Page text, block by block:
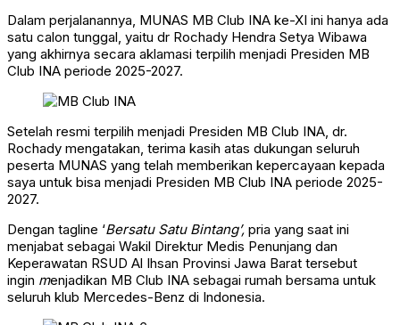
Dalam perjalanannya, MUNAS MB Club INA ke-XI ini hanya ada
satu calon tunggal, yaitu dr Rochady Hendra Setya Wibawa
yang akhirnya secara aklamasi terpilih menjadi Presiden MB
Club INA periode 2025-2027.
Setelah resmi terpilih menjadi Presiden MB Club INA, dr.
Rochady mengatakan, terima kasih atas dukungan seluruh
peserta MUNAS yang telah memberikan kepercayaan kepada
saya untuk bisa menjadi Presiden MB Club INA periode 2025-
2027.
Dengan tagline ‘Bersatu Satu Bintang’, pria yang saat ini
menjabat sebagai Wakil Direktur Medis Penunjang dan
Keperawatan RSUD Al Ihsan Provinsi Jawa Barat tersebut
ingin menjadikan MB Club INA sebagai rumah bersama untuk
seluruh klub Mercedes-Benz di Indonesia.